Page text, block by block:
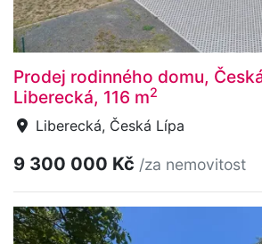
Prodej rodinného domu,
Liberecká, 116 m2
Liberecká, Česká Lípa
9 300 000 Kč /za nemovitost